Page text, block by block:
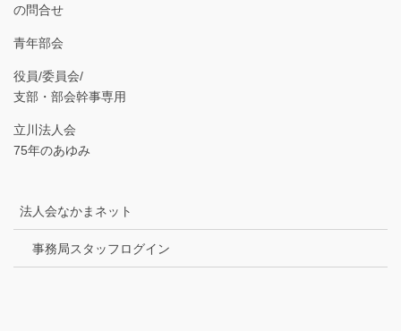
の問合せ
青年部会
役員/委員会/
支部・部会幹事専用
立川法人会
75年のあゆみ
法人会なかまネット
事務局スタッフログイン